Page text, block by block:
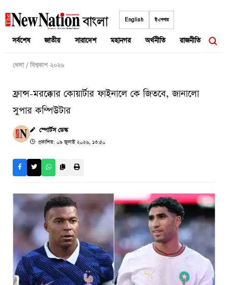
to
English ই-পেপার
সর্বশেষ জাতীয় সারাদেশ মহানগর অর্থনীতি রাজনীতি
খেলা / বিশ্বকাপ ২০২৬
ফ্রান্স-মরক্কোর কোয়ার্টার ফাইনালে কে জিতবে, জানালো
সুপার কম্পিউটার
স্পোর্টস ডেস্ক
প্রকাশিত: ০৯ জুলাই ২০২৬, ১৩:৫০